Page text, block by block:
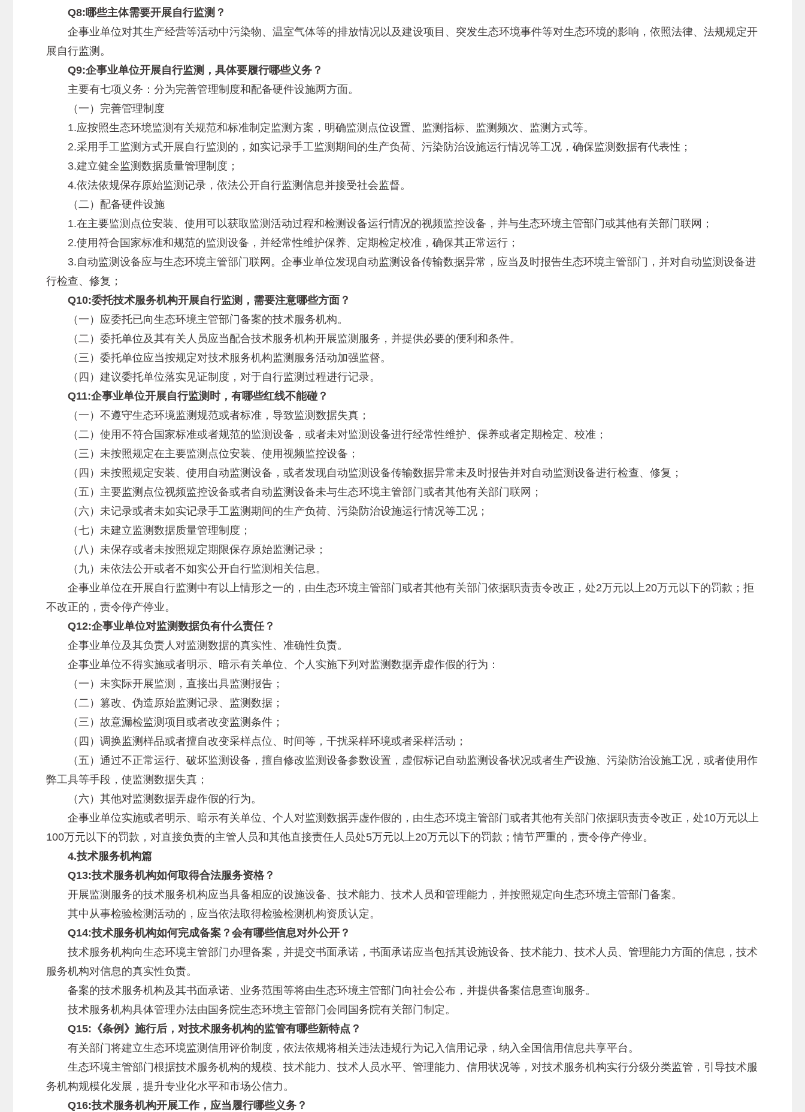
Q8:哪些主体需要开展自行监测？
企事业单位对其生产经营等活动中污染物、温室气体等的排放情况以及建设项目、突发生态环境事件等对生态环境的影响，依照法律、法规规定开
展自行监测。
Q9:企事业单位开展自行监测，具体要履行哪些义务？
主要有七项义务：分为完善管理制度和配备硬件设施两方面。
（一）完善管理制度
1.应按照生态环境监测有关规范和标准制定监测方案，明确监测点位设置、监测指标、监测频次、监测方式等。
2.采用手工监测方式开展自行监测的，如实记录手工监测期间的生产负荷、污染防治设施运行情况等工况，确保监测数据有代表性；
3.建立健全监测数据质量管理制度；
4.依法依规保存原始监测记录，依法公开自行监测信息并接受社会监督。
（二）配备硬件设施
1.在主要监测点位安装、使用可以获取监测活动过程和检测设备运行情况的视频监控设备，并与生态环境主管部门或其他有关部门联网；
2.使用符合国家标准和规范的监测设备，并经常性维护保养、定期检定校准，确保其正常运行；
3.自动监测设备应与生态环境主管部门联网。企事业单位发现自动监测设备传输数据异常，应当及时报告生态环境主管部门，并对自动监测设备进
行检查、修复；
Q10:委托技术服务机构开展自行监测，需要注意哪些方面？
（一）应委托已向生态环境主管部门备案的技术服务机构。
（二）委托单位及其有关人员应当配合技术服务机构开展监测服务，并提供必要的便利和条件。
（三）委托单位应当按规定对技术服务机构监测服务活动加强监督。
（四）建议委托单位落实见证制度，对于自行监测过程进行记录。
Q11:企事业单位开展自行监测时，有哪些红线不能碰？
（一）不遵守生态环境监测规范或者标准，导致监测数据失真；
（二）使用不符合国家标准或者规范的监测设备，或者未对监测设备进行经常性维护、保养或者定期检定、校准；
（三）未按照规定在主要监测点位安装、使用视频监控设备；
（四）未按照规定安装、使用自动监测设备，或者发现自动监测设备传输数据异常未及时报告并对自动监测设备进行检查、修复；
（五）主要监测点位视频监控设备或者自动监测设备未与生态环境主管部门或者其他有关部门联网；
（六）未记录或者未如实记录手工监测期间的生产负荷、污染防治设施运行情况等工况；
（七）未建立监测数据质量管理制度；
（八）未保存或者未按照规定期限保存原始监测记录；
（九）未依法公开或者不如实公开自行监测相关信息。
企事业单位在开展自行监测中有以上情形之一的，由生态环境主管部门或者其他有关部门依据职责责令改正，处2万元以上20万元以下的罚款；拒
不改正的，责令停产停业。
Q12:企事业单位对监测数据负有什么责任？
企事业单位及其负责人对监测数据的真实性、准确性负责。
企事业单位不得实施或者明示、暗示有关单位、个人实施下列对监测数据弄虚作假的行为：
（一）未实际开展监测，直接出具监测报告；
（二）篡改、伪造原始监测记录、监测数据；
（三）故意漏检监测项目或者改变监测条件；
（四）调换监测样品或者擅自改变采样点位、时间等，干扰采样环境或者采样活动；
（五）通过不正常运行、破坏监测设备，擅自修改监测设备参数设置，虚假标记自动监测设备状况或者生产设施、污染防治设施工况，或者使用作
弊工具等手段，使监测数据失真；
（六）其他对监测数据弄虚作假的行为。
企事业单位实施或者明示、暗示有关单位、个人对监测数据弄虚作假的，由生态环境主管部门或者其他有关部门依据职责责令改正，处10万元以上
100万元以下的罚款，对直接负责的主管人员和其他直接责任人员处5万元以上20万元以下的罚款；情节严重的，责令停产停业。
4.技术服务机构篇
Q13:技术服务机构如何取得合法服务资格？
开展监测服务的技术服务机构应当具备相应的设施设备、技术能力、技术人员和管理能力，并按照规定向生态环境主管部门备案。
其中从事检验检测活动的，应当依法取得检验检测机构资质认定。
Q14:技术服务机构如何完成备案？会有哪些信息对外公开？
技术服务机构向生态环境主管部门办理备案，并提交书面承诺，书面承诺应当包括其设施设备、技术能力、技术人员、管理能力方面的信息，技术
服务机构对信息的真实性负责。
备案的技术服务机构及其书面承诺、业务范围等将由生态环境主管部门向社会公布，并提供备案信息查询服务。
技术服务机构具体管理办法由国务院生态环境主管部门会同国务院有关部门制定。
Q15:《条例》施行后，对技术服务机构的监管有哪些新特点？
有关部门将建立生态环境监测信用评价制度，依法依规将相关违法违规行为记入信用记录，纳入全国信用信息共享平台。
生态环境主管部门根据技术服务机构的规模、技术能力、技术人员水平、管理能力、信用状况等，对技术服务机构实行分级分类监管，引导技术服
务机构规模化发展，提升专业化水平和市场公信力。
Q16:技术服务机构开展工作，应当履行哪些义务？